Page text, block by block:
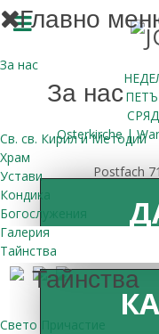
Osterkirche |
Postfach
Главно
За нас
За нас
Св. св. Кирил и Методий
Храм
Устави
Кондика
Богослужения
Галерия
Тайнства
Тайнства
Свето Причастие